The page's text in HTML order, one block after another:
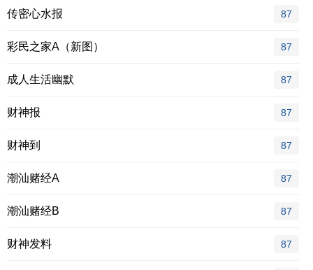
传密心水报 87
彩民之家A（新图） 87
成人生活幽默 87
财神报 87
财神到 87
潮汕赌经A 87
潮汕赌经B 87
财神发料 87